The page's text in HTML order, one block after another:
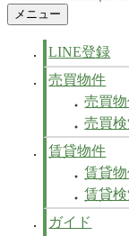
第一不動産｜山口
防府市の不動産
メニュー
LINE登録
売買物件
売買
売買
賃貸物件
賃貸
賃貸
ガイド